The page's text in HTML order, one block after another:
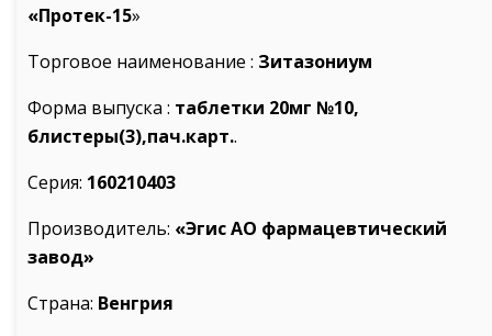
«Протек-15»
Торговое наименование : Зитазониум
Форма выпуска : таблетки 20мг №10,
блистеры(3),пач.карт..
Серия: 160210403
Производитель: «Эгис АО фармацевтический
завод»
Страна: Венгрия